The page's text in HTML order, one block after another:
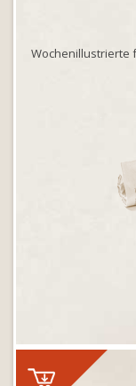
Wochenillustrierte